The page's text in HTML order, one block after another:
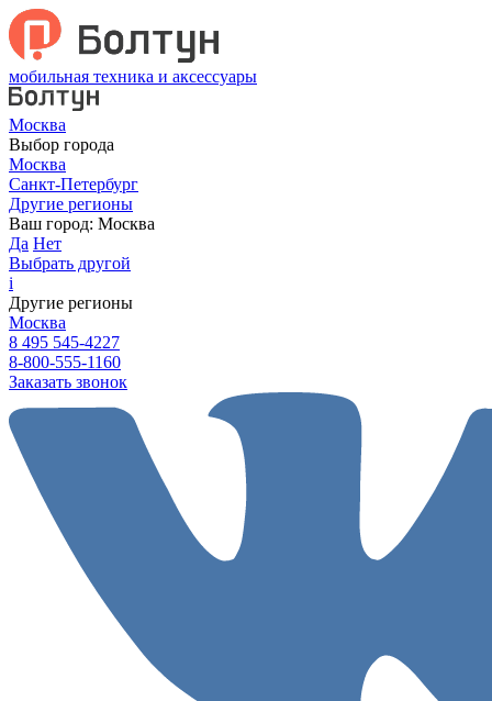
мобильная техника и аксессуары
Москва
Выбор города
Москва
Санкт-Петербург
Другие регионы
Ваш город: Москва
Да Нет
Выбрать другой
i
Другие регионы
Москва
8 495 545-4227
8-800-555-1160
Заказать звонок